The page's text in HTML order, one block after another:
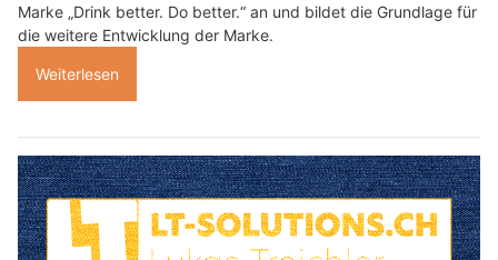
Marke „Drink better. Do better.“ an und bildet die Grundlage für
die weitere Entwicklung der Marke.
Weiterlesen